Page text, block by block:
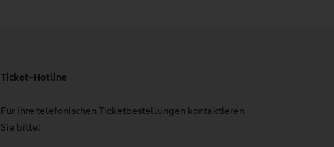
Ticket-Hotline
Für Ihre telefonischen Ticketbestellungen kontaktieren
Sie bitte: